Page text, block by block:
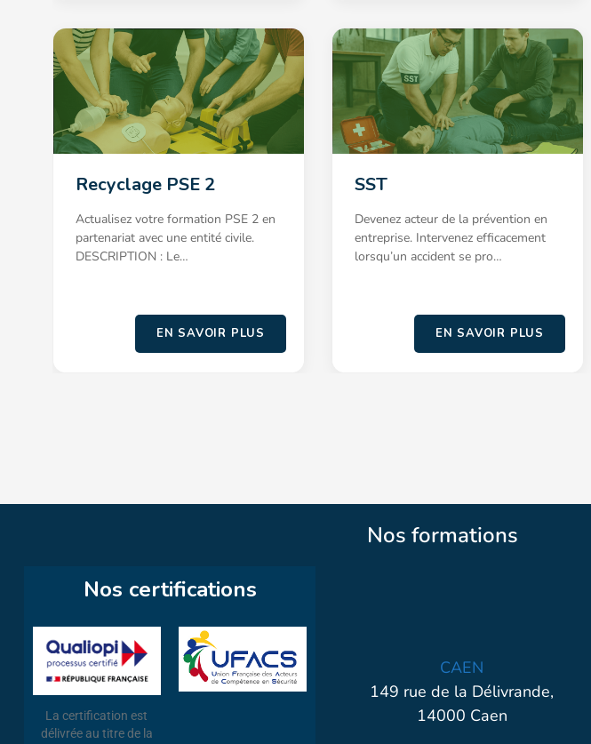
Recyclage PSE 2
Actualisez votre formation PSE 2 en
partenariat avec une entité civile.
DESCRIPTION : Le…
EN SAVOIR PLUS
SST
Devenez acteur de la prévention en
entreprise. Intervenez efficacement
lorsqu’un accident se pro…
EN SAVOIR PLUS
Nos formations
Nos certifications
La certification est
délivrée au titre de la
CAEN
149 rue de la Délivrande,
14000 Caen